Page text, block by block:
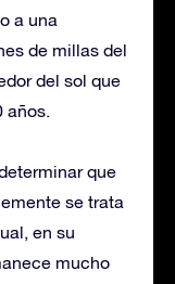
a una
de millas del
del sol que
años.
que
se trata
en su
mucho